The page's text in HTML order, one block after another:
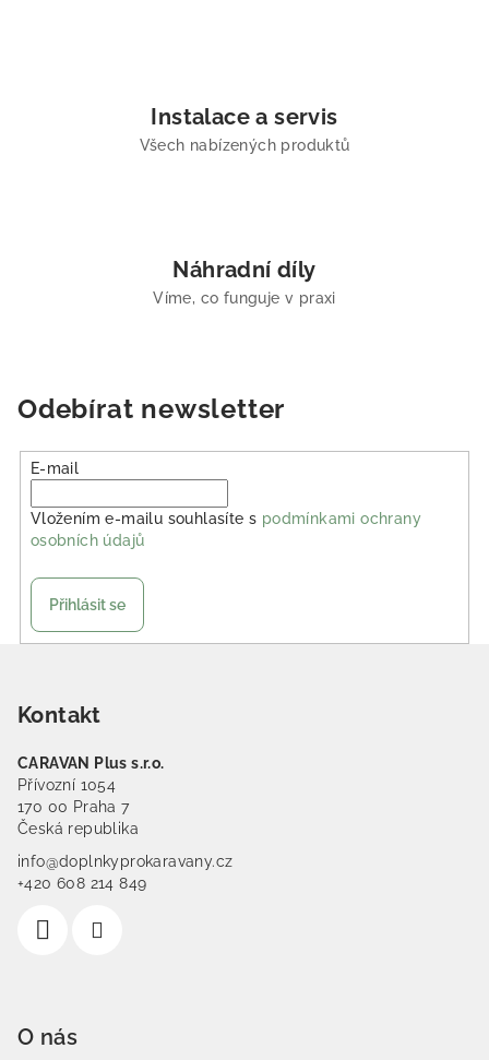
Instalace a servis
Všech nabízených produktů
Náhradní díly
Víme, co funguje v praxi
Odebírat newsletter
E-mail
Vložením e-mailu souhlasíte s podmínkami ochrany
osobních údajů
Přihlásit se
Kontakt
CARAVAN Plus s.r.o.
Přívozní 1054
170 00 Praha 7
Česká republika
info@doplnkyprokaravany.cz
+420 608 214 849
O nás